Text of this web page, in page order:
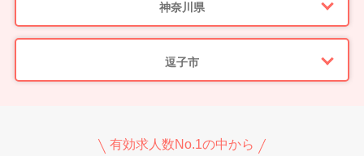
神奈川県
逗子市
有効求人数No.1の中から